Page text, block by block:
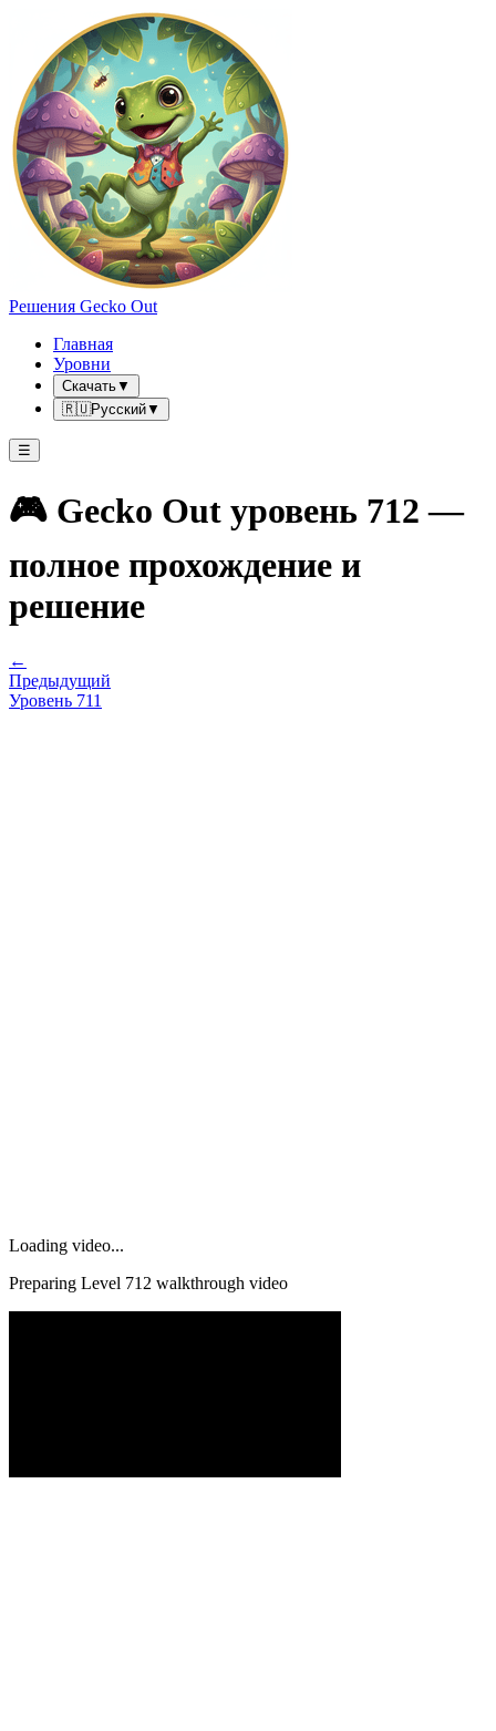
Решения Gecko Out
Главная
Уровни
Скачать▼
🇷🇺Русский▼
☰
🎮 Gecko Out уровень 712 —
полное прохождение и
решение
←
Предыдущий
Уровень 711
Loading video...
Preparing Level 712 walkthrough video